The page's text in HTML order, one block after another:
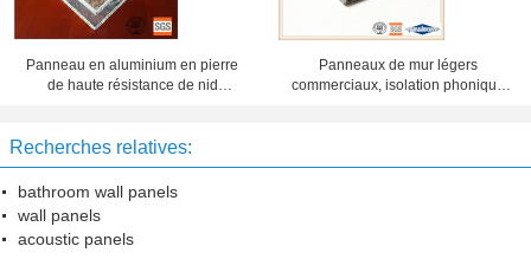
Panneau en aluminium en pierre
de haute résistance de nid
Panneaux de mur légers
commerciaux, isolation phonique
Recherches relatives:
bathroom wall panels
wall panels
acoustic panels